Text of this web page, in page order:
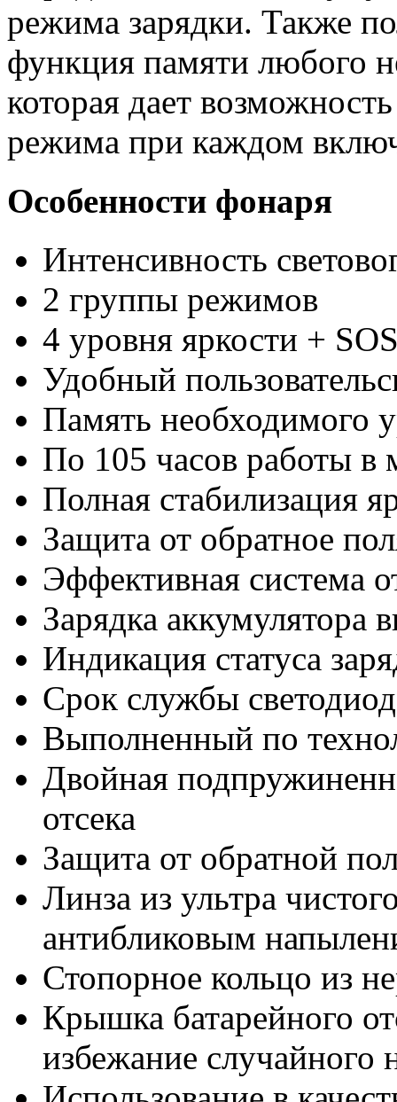
режима зарядки. Также
функция памяти любого
которая дает
режима при каждом
Особенности фонаря
Интенсивность
2 группы режимов
4 уровня яркости +
Удобный
Память необходимого
По 105 часов работы в
Полная стабилизация
Защита от обратное
Эффективная система
Зарядка аккумулятора
Индикация статуса
Срок службы
Выполненный по
Двойная
отсека
Защита от обратной
Линза из ультра
антибликовым
Стопорное кольцо из
Крышка батарейного
избежание случайного